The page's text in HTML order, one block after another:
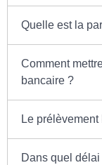
Quelle est la
Comment
bancaire ?
Le
Dans quel